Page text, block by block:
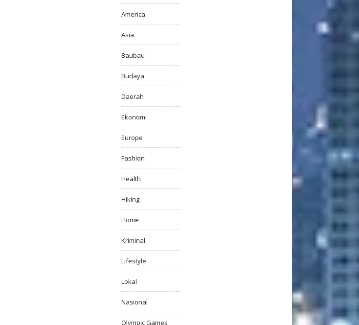
America
Asia
Baubau
Budaya
Daerah
Ekonomi
Europe
Fashion
Health
Hiking
Home
Kriminal
Lifestyle
Lokal
Nasional
Olympic Games